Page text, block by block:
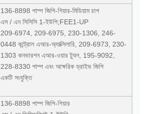
136-8898 পাম্প জিপি-গিয়ার-মিডিয়াম চাপ
এস / এন সিসিসি 1-ইউপি;FEE1-UP
209-6974, 209-6975, 230-1306, 246-
0448 কন্ট্রোল এআর-অ্যাক্সিলারি, 209-6973, 230-
1303 কনভারশন এআর-ওয়ার ট্যুল, 195-9092,
228-8330 পাম্প এবং আক্ষরিক ড্রাইভ জিপি
একটি সংযুক্তি
136-8898 পাম্প জিপি-গিয়ার